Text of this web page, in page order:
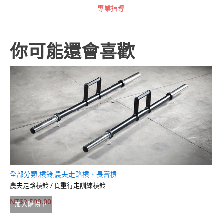
專業指導
你可能還會喜歡
加入購物車
全部分類,槓鈴,農夫走路槓、長壽槓
農夫走路槓鈴 / 負重行走訓練槓鈴
NT$2,500.00